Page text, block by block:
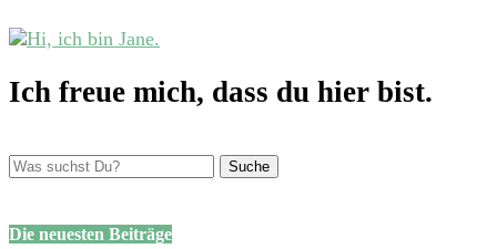
Ich freue mich, dass du hier bist.
Die neuesten Beiträge